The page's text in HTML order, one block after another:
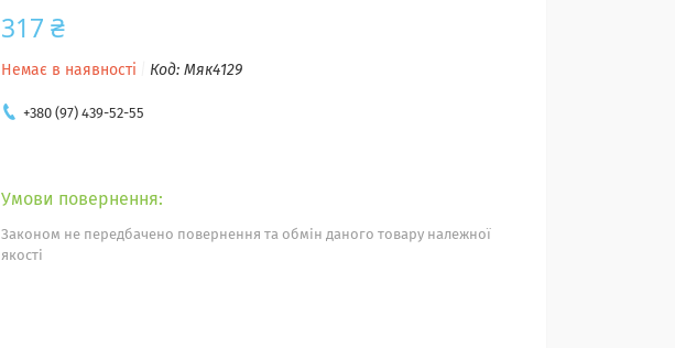
317 ₴
Немає в наявності Код: Мяк4129
+380 (97) 439-52-55
Законом не передбачено повернення та обмін даного товару належної
якості